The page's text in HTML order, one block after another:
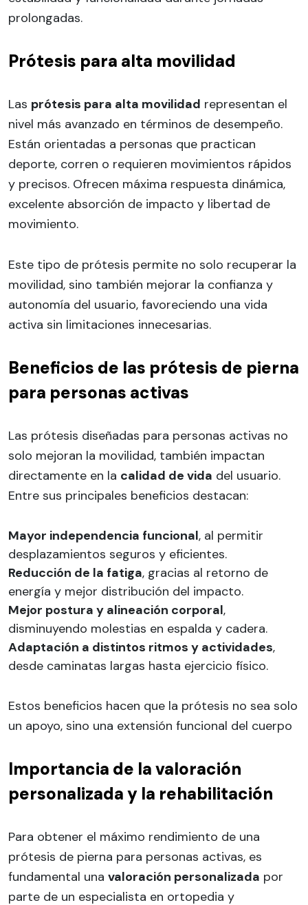
prolongadas.
Prótesis para alta movilidad
Las prótesis para alta movilidad representan el
nivel más avanzado en términos de desempeño.
Están orientadas a personas que practican
deporte, corren o requieren movimientos rápidos
y precisos. Ofrecen máxima respuesta dinámica,
excelente absorción de impacto y libertad de
movimiento.
Este tipo de prótesis permite no solo recuperar la
movilidad, sino también mejorar la confianza y
autonomía del usuario, favoreciendo una vida
activa sin limitaciones innecesarias.
Beneficios de las prótesis de pierna
para personas activas
Las prótesis diseñadas para personas activas no
solo mejoran la movilidad, también impactan
directamente en la calidad de vida del usuario.
Entre sus principales beneficios destacan:
Mayor independencia funcional, al permitir
desplazamientos seguros y eficientes.
Reducción de la fatiga, gracias al retorno de
energía y mejor distribución del impacto.
Mejor postura y alineación corporal,
disminuyendo molestias en espalda y cadera.
Adaptación a distintos ritmos y actividades,
desde caminatas largas hasta ejercicio físico.
Estos beneficios hacen que la prótesis no sea solo
un apoyo, sino una extensión funcional del cuerpo
Importancia de la valoración
personalizada y la rehabilitación
Para obtener el máximo rendimiento de una
prótesis de pierna para personas activas, es
fundamental una valoración personalizada por
parte de un especialista en ortopedia y